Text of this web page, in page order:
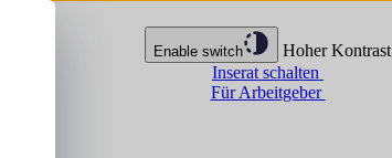
Enable switch
Hoher Kontrast
Inserat schalten
Für Arbeitgeber